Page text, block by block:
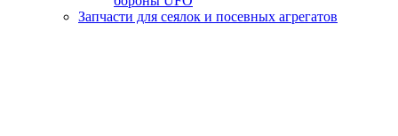
Запчасти для сеялок и посевных агрегатов